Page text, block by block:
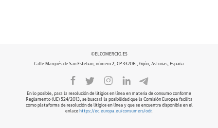
©ELCOMERCIO.ES
Calle Marqués de San Esteban, número 2, CP 33206 , Gijón, Asturias, España
En lo posible, para la resolución de litigios en línea en materia de consumo conforme
Reglamento (UE) 524/2013, se buscará la posibilidad que la Comisión Europea facilita
como plataforma de resolución de litigios en línea y que se encuentra disponible en el
enlace https://ec.europa.eu/consumers/odr.